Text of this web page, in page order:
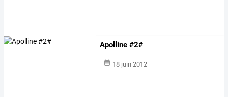
Apolline #2#
18 juin 2012